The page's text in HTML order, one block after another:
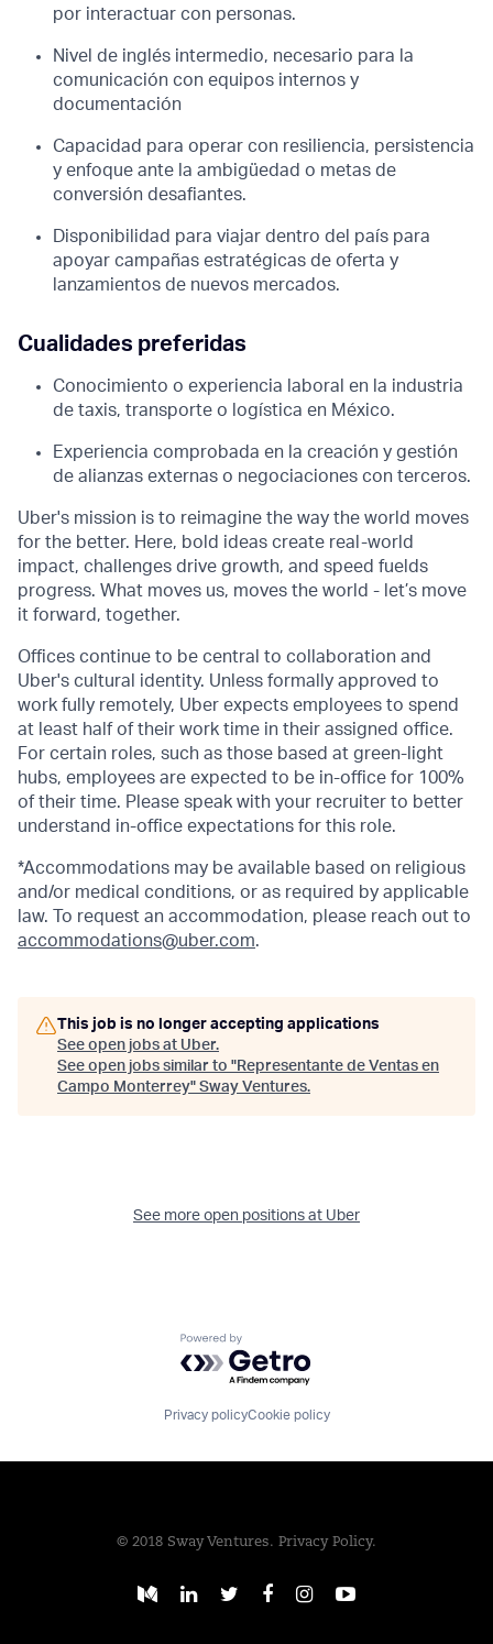
por interactuar con personas.
Nivel de inglés intermedio, necesario para la
comunicación con equipos internos y
documentación
Capacidad para operar con resiliencia, persistencia
y enfoque ante la ambigüedad o metas de
conversión desafiantes.
Disponibilidad para viajar dentro del país para
apoyar campañas estratégicas de oferta y
lanzamientos de nuevos mercados.
Cualidades preferidas
Conocimiento o experiencia laboral en la industria
de taxis, transporte o logística en México.
Experiencia comprobada en la creación y gestión
de alianzas externas o negociaciones con terceros.
Uber's mission is to reimagine the way the world moves
for the better. Here, bold ideas create real-world
impact, challenges drive growth, and speed fuelds
progress. What moves us, moves the world - let’s move
it forward, together.
Offices continue to be central to collaboration and
Uber's cultural identity. Unless formally approved to
work fully remotely, Uber expects employees to spend
at least half of their work time in their assigned office.
For certain roles, such as those based at green-light
hubs, employees are expected to be in-office for 100%
of their time. Please speak with your recruiter to better
understand in-office expectations for this role.
*Accommodations may be available based on religious
and/or medical conditions, or as required by applicable
law. To request an accommodation, please reach out to
accommodations@uber.com.
This job is no longer accepting applications
See open jobs at Uber.
See open jobs similar to "Representante de Ventas en
Campo Monterrey" Sway Ventures.
See more open positions at Uber
Powered by Getro.com
Privacy policyCookie policy
© 2018 Sway Ventures. Privacy Policy.